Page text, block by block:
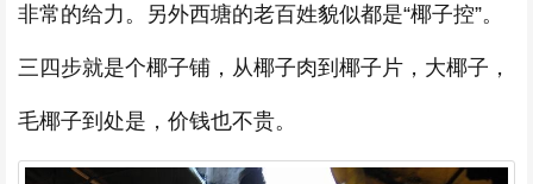
非常的给力。另外西塘的老百姓貌似都是“椰子控”。
三四步就是个椰子铺，从椰子肉到椰子片，大椰子，
毛椰子到处是，价钱也不贵。